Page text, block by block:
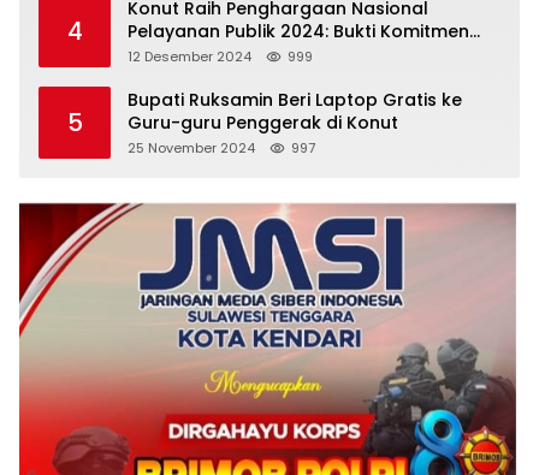
4
Konut Raih Penghargaan Nasional
Pelayanan Publik 2024: Bukti Komitmen
Menuju Pelayanan Prima
12 Desember 2024 999
5
Bupati Ruksamin Beri Laptop Gratis ke
Guru-guru Penggerak di Konut
25 November 2024 997